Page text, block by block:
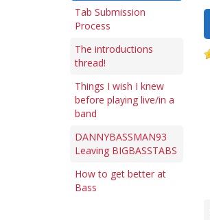
Tab Submission
Process
The introductions
thread!
Things I wish I knew
before playing live/in a
band
DANNYBASSMAN93
Leaving BIGBASSTABS
How to get better at
Bass